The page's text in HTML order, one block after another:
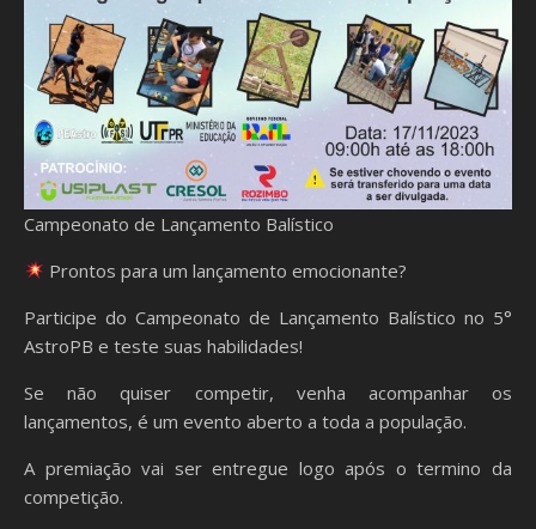
Campeonato de Lançamento Balístico
Prontos para um lançamento emocionante?
Participe do Campeonato de Lançamento Balístico no 5°
AstroPB e teste suas habilidades!
Se não quiser competir, venha acompanhar os
lançamentos, é um evento aberto a toda a população.
A premiação vai ser entregue logo após o termino da
competição.